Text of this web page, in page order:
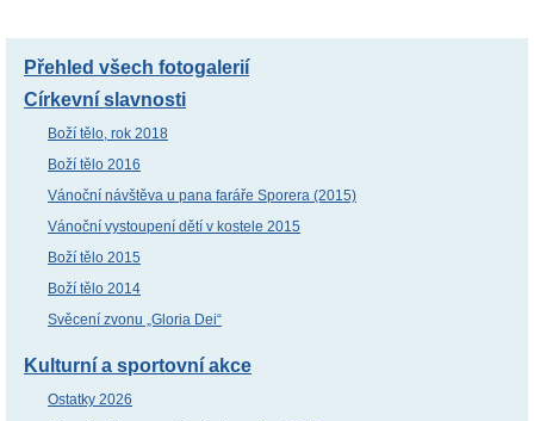
Přehled všech fotogalerií
Církevní slavnosti
Boží tělo, rok 2018
Boží tělo 2016
Vánoční návštěva u pana faráře Sporera (2015)
Vánoční vystoupení dětí v kostele 2015
Boží tělo 2015
Boží tělo 2014
Svěcení zvonu „Gloria Dei“
Kulturní a sportovní akce
Ostatky 2026